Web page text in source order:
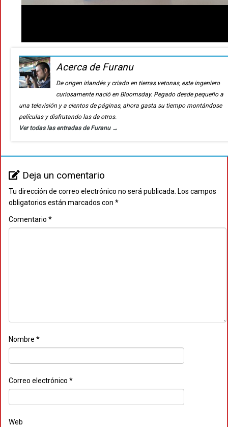
Acerca de Furanu
De origen irlandés y criado en tierras vetonas, este ingeniero
curiosamente nació en Bloomsday. Pegado desde pequeño a
una televisión y a cientos de páginas, ahora gasta su tiempo montándose
películas y disfrutando las de otros.
Ver todas las entradas de Furanu →
Deja un comentario
Tu dirección de correo electrónico no será publicada. Los campos
obligatorios están marcados con *
Comentario *
Nombre *
Correo electrónico *
Web